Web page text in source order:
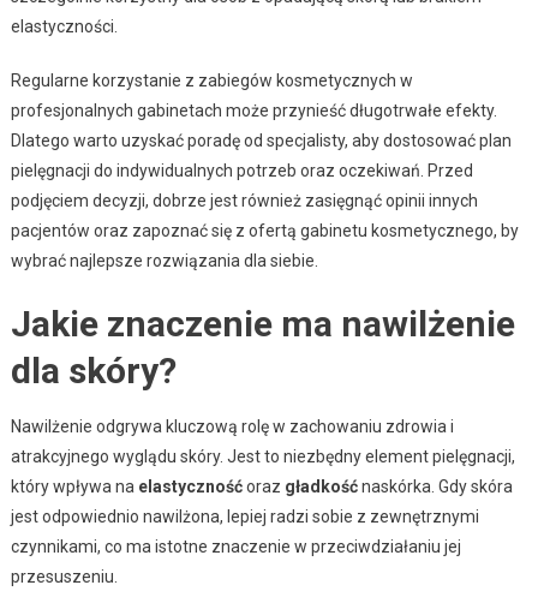
elastyczności.
Regularne korzystanie z zabiegów kosmetycznych w
profesjonalnych gabinetach może przynieść długotrwałe efekty.
Dlatego warto uzyskać poradę od specjalisty, aby dostosować plan
pielęgnacji do indywidualnych potrzeb oraz oczekiwań. Przed
podjęciem decyzji, dobrze jest również zasięgnąć opinii innych
pacjentów oraz zapoznać się z ofertą gabinetu kosmetycznego, by
wybrać najlepsze rozwiązania dla siebie.
Jakie znaczenie ma nawilżenie
dla skóry?
Nawilżenie odgrywa kluczową rolę w zachowaniu zdrowia i
atrakcyjnego wyglądu skóry. Jest to niezbędny element pielęgnacji,
który wpływa na elastycznośćoraz gładkośćnaskórka. Gdy skóra
jest odpowiednio nawilżona, lepiej radzi sobie z zewnętrznymi
czynnikami, co ma istotne znaczenie w przeciwdziałaniu jej
przesuszeniu.